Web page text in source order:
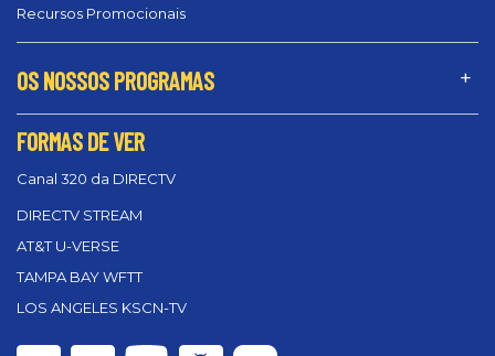
Recursos Promocionais
OS NOSSOS PROGRAMAS
FORMAS DE VER
Canal 320 da DIRECTV
DIRECTV STREAM
AT&T U-VERSE
TAMPA BAY WFTT
LOS ANGELES KSCN-TV